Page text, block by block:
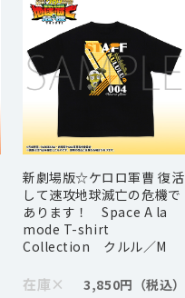
新劇場版☆ケロロ軍曹 復活
して速攻地球滅亡の危機で
あります！ Space A la
mode T-shirt
Collection クルル／M
在庫× 3,850円